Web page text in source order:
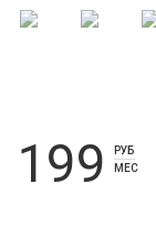
199
РУБ
МЕС